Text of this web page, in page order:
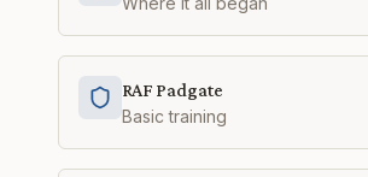
RAF Padgate
Basic training